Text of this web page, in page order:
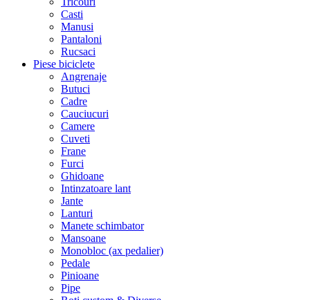
Casti
Manusi
Pantaloni
Rucsaci
Piese biciclete
Angrenaje
Butuci
Cadre
Cauciucuri
Camere
Cuveti
Frane
Furci
Ghidoane
Intinzatoare lant
Jante
Lanturi
Manete schimbator
Mansoane
Monobloc (ax pedalier)
Pedale
Pinioane
Pipe